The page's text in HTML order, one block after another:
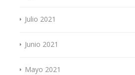
Julio 2021
Junio 2021
Mayo 2021